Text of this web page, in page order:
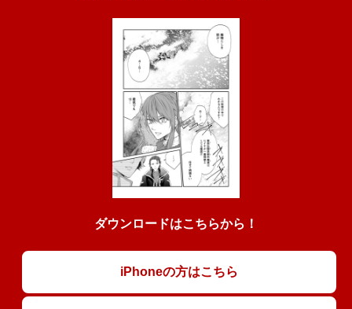
ダウンロードはこちらから！
iPhoneの方はこちら